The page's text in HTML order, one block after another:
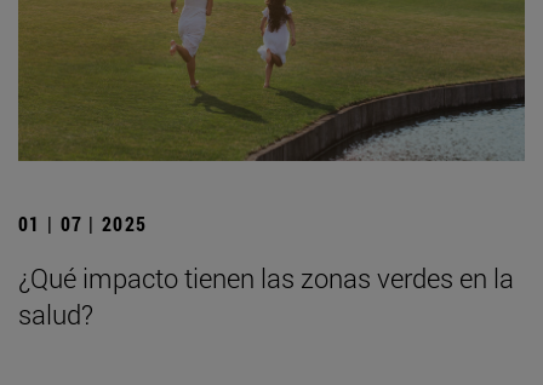
01 | 07 | 2025
¿Qué impacto tienen las zonas verdes en la
salud?